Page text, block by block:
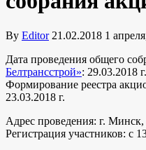
By Editor 21.02.2018 1
Дата проведения общего
Белтрансстрой»: 29.03.2018
Формирование реестра
23.03.2018 г.
Адрес проведения: г.
Регистрация участников: с